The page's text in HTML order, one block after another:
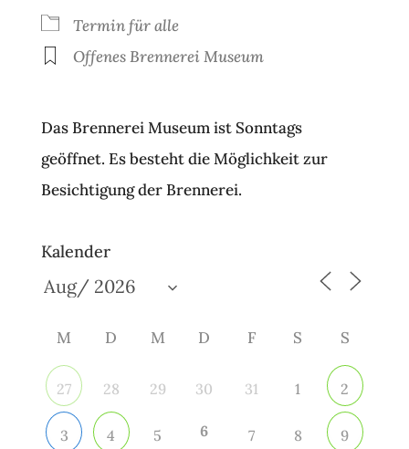
Termin für alle
Offenes Brennerei Museum
Das Brennerei Museum ist Sonntags
geöffnet. Es besteht die Möglichkeit zur
Besichtigung der Brennerei.
Kalender
M D M D F S S
27 28 29 30 31 1 2
3 4 5 6 7 8 9